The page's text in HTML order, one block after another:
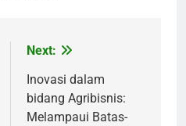
Next:
Inovasi dalam
bidang Agribisnis:
Melampaui Batas-